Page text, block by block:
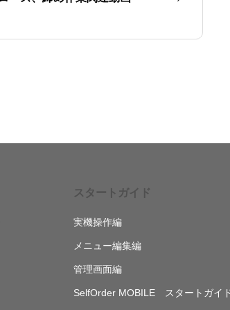
スタートガイド
実機操作編
メニュー編集編
管理画面編
SelfOrder MOBILE スタートガイ